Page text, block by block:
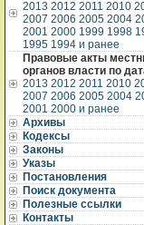
2013 2012 2011 2010
2007 2006 2005 2004
2001 2000 1999 1998
1995 1994 и ранее
Правовые акты
органов власти по
2013 2012 2011 2010
2007 2006 2005 2004
2001 2000 и ранее
Архивы
Кодексы
Законы
Указы
Постановления
Поиск документа
Полезные ссылки
Контакты